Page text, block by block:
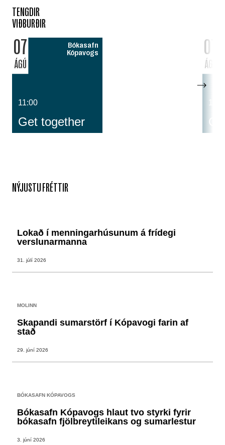
TENGDIR
VIÐBURÐIR
07
ÁGÚ
Bókasafn
Kópavogs
11:00
Get together
07
ÁGÚ
NÝJUSTU FRÉTTIR
Lokað í menningarhúsunum á frídegi
verslunarmanna
31. júlí 2026
MOLINN
Skapandi sumarstörf í Kópavogi farin af
stað
29. júní 2026
BÓKASAFN KÓPAVOGS
Bókasafn Kópavogs hlaut tvo styrki fyrir
bókasafn fjölbreytileikans og sumarlestur
3. júní 2026